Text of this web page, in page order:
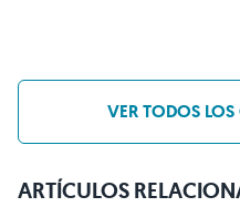
VER TODOS
ARTÍCULOS